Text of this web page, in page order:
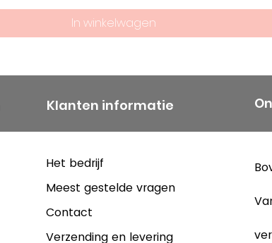
In winkelwagen
Klanten informatie
Het bedrijf
Meest gestelde vragen
Contact
Verzending en levering